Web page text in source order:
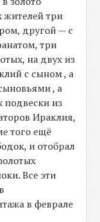
жителей три
другой — с
три
на двух из
с сыном , а
, а
подвески из
Ираклия,
того ещё
и отобрал
Все эти
в феврале